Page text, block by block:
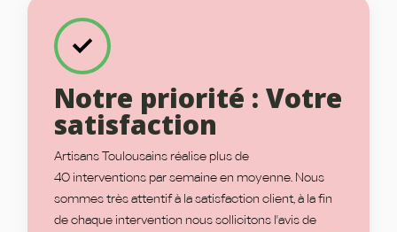
Notre priorité : Votre
satisfaction
Artisans Toulousains réalise plus de
40 interventions par semaine en moyenne. Nous
sommes très attentif à la satisfaction client, à la fin
de chaque intervention nous sollicitons l'avis de